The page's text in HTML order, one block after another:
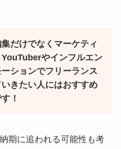
だけでなくマーケティ
やインフルエン
ションでフリーランス
きたい人にはおすすめ
！
期に追われる可能性も考